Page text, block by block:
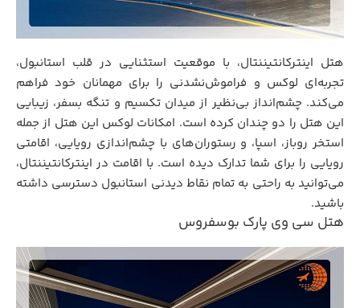
هتل اینترکانتیننتال، با موقعیت استثنایی در قلب استانبول،
تجربه‌ای لوکس و فراموش‌نشدنی را برای مهمانان خود فراهم
می‌کند. چشم‌انداز بی‌نظیر از میدان تکسیم و تنگه‌ بسفر، زیبایی
این هتل را دو چندان کرده است. امکانات لوکس این هتل از جمله
استخر روباز، اسپا، و رستوران‌های با چشم‌اندازی رویایی، اقامتی
رویایی را برای شما تدارک دیده است. با اقامت در اینترکانتیننتال،
می‌توانید به راحتی به تمام نقاط دیدنی استانبول دسترسی داشته
باشید.
هتل سی وی پارک بوسفروس